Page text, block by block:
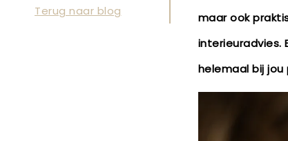
Terug naar blog
maar ook
interieuradvies.
helemaal bij